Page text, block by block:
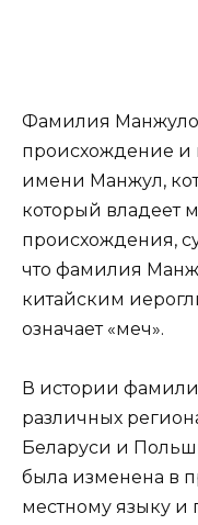
Фамилия Манжуло
происхождение и
имени Манжул,
который владеет
происхождения,
что фамилия
китайским
означает «меч».
В истории
различных
Беларуси и
была изменена в
местному языку